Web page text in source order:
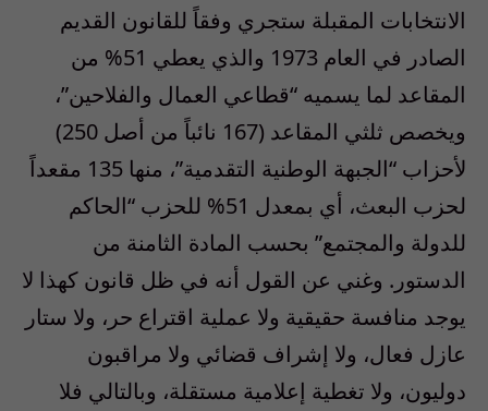
الانتخابات المقبلة ستجري وفقاً للقانون القديم
الصادر في العام 1973 والذي يعطي 51% من
المقاعد لما يسميه “قطاعي العمال والفلاحين”،
ويخصص ثلثي المقاعد (167 نائباً من أصل 250)
لأحزاب “الجبهة الوطنية التقدمية”، منها 135 مقعداً
لحزب البعث، أي بمعدل 51% للحزب “الحاكم
للدولة والمجتمع” بحسب المادة الثامنة من
الدستور. وغني عن القول أنه في ظل قانون كهذا لا
يوجد منافسة حقيقية ولا عملية اقتراع حر، ولا ستار
عازل فعال، ولا إشراف قضائي ولا مراقبون
دوليون، ولا تغطية إعلامية مستقلة، وبالتالي فلا